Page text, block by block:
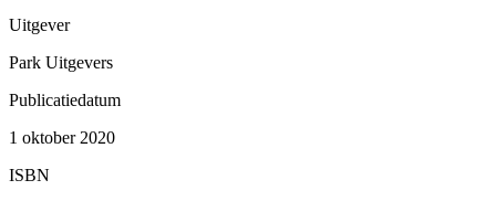
Uitgever
Park Uitgevers
Publicatiedatum
1 oktober 2020
ISBN